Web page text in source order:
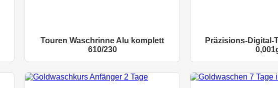
Touren Waschrinne Alu komplett
610/230
Präzisions-Digital-